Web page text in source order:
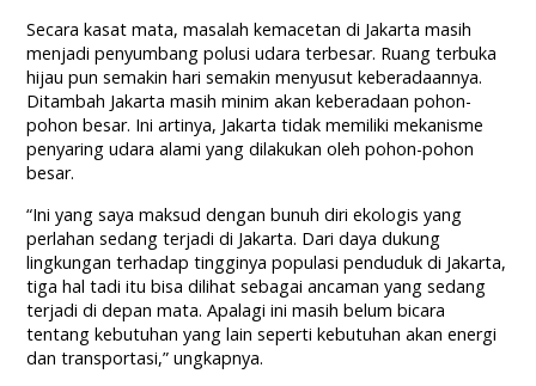
Secara kasat mata, masalah kemacetan di Jakarta masih
menjadi penyumbang polusi udara terbesar. Ruang terbuka
hijau pun semakin hari semakin menyusut keberadaannya.
Ditambah Jakarta masih minim akan keberadaan pohon-
pohon besar. Ini artinya, Jakarta tidak memiliki mekanisme
penyaring udara alami yang dilakukan oleh pohon-pohon
besar.
“Ini yang saya maksud dengan bunuh diri ekologis yang
perlahan sedang terjadi di Jakarta. Dari daya dukung
lingkungan terhadap tingginya populasi penduduk di Jakarta,
tiga hal tadi itu bisa dilihat sebagai ancaman yang sedang
terjadi di depan mata. Apalagi ini masih belum bicara
tentang kebutuhan yang lain seperti kebutuhan akan energi
dan transportasi,” ungkapnya.